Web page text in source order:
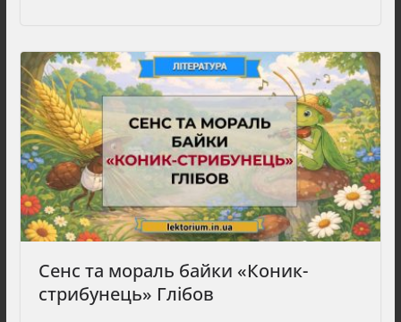
Сенс та мораль байки «Коник-
стрибунець» Глібов